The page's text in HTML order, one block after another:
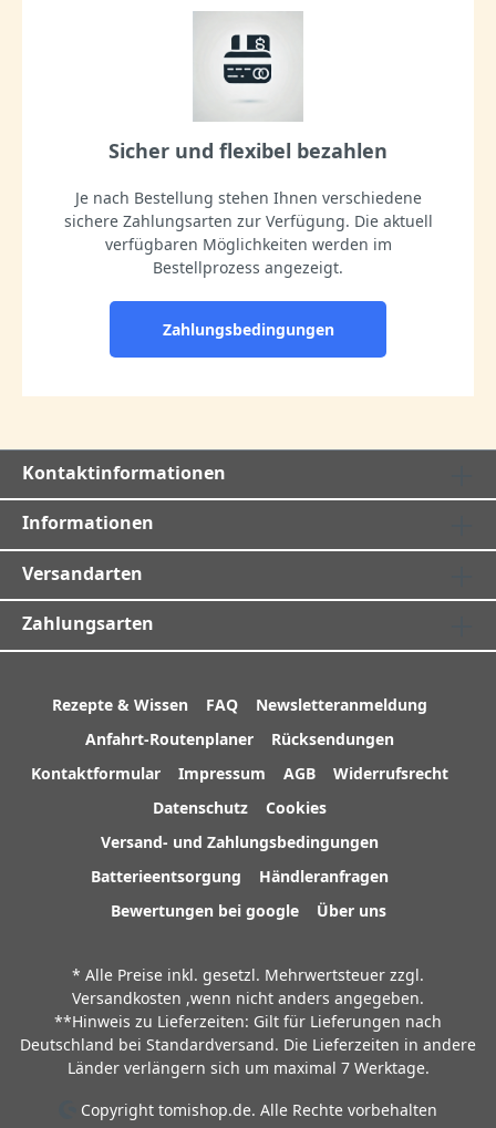
Sicher und flexibel bezahlen
Je nach Bestellung stehen Ihnen verschiedene
sichere Zahlungsarten zur Verfügung. Die aktuell
verfügbaren Möglichkeiten werden im
Bestellprozess angezeigt.
Zahlungsbedingungen
Kontaktinformationen
Informationen
Versandarten
Zahlungsarten
Rezepte & Wissen FAQ
Newsletteranmeldung
Anfahrt-Routenplaner
Rücksendungen
Kontaktformular
Impressum AGB
Widerrufsrecht
Datenschutz
Cookies
Versand- und Zahlungsbedingungen
Batterieentsorgung
Händleranfragen
Bewertungen bei google
Über uns
* Alle Preise inkl. gesetzl. Mehrwertsteuer zzgl.
Versandkosten ,wenn nicht anders angegeben.
**Hinweis zu Lieferzeiten: Gilt für Lieferungen nach
Deutschland bei Standardversand. Die Lieferzeiten in andere
Länder verlängern sich um maximal 7 Werktage.
Copyright tomishop.de. Alle Rechte vorbehalten